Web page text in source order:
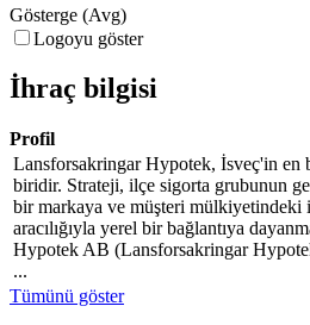
Gösterge (Avg)
Logoyu göster
İhraç bilgisi
Profil
Lansforsakringar Hypotek, İsveç'in en
biridir. Strateji, ilçe sigorta grubunun
bir markaya ve müşteri mülkiyetindeki
aracılığıyla yerel bir bağlantıya
Hypotek AB (Lansforsakringar
...
Tümünü göster